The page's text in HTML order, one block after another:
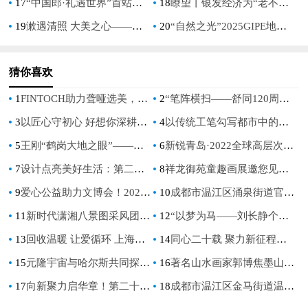
17“中国郎·礼遇世界”首站落幕 开启中国白酒国际化新征程 18瞭望丨银发经济为“老不出川”添新注脚
19漱遇清照 大美之心——朱曜奎艺术展在北京第15届宋庄文化艺术季开幕 20“自然之光”2025GIPE地理标志青少年儿童艺术双年展在京启动
猜你喜欢
1FINTOCH助力聋哑选美，改善困境共同努力 2“笔阵横扫——舒同120周年诞辰书法文献展”暨学术交流会在上海推出
3以匠心守初心 好想你深耕红枣全产业链，铸就河南荣誉 4以传统工笔勾写都市中的抒情，鲍莺展“花开有时”
5王刚“鹤岗大地之眼”——艺术家参与地球生态养护的创举 6新锐青岛·2022全球高层次人才创新创业大赛 总决赛圆满落幕
7设计点亮美好生活：第二十一届文博会中芬设计园分会场即将开幕 8祥龙御苑童趣画展邀您见证最美永安
9爱心公益助力文博会！2022琥珀精品鉴赏暨慈善拍卖会圆满结束 10成都市温江区涌泉街道官河社区全龄友好·多彩官河项目开展“唱响官河梦，舞出精彩人生”中老年歌舞会活动
11 新时代潇湘八景图采风团永州行 12“以梦为马——刘长静个人作品展”盛大开幕，艺术之梦绽放宋庄
13回收温暖 让爱循环 上海惠众绿色公益发展促进中心携手宋庆龄儿童阅读室启动2023年度公益计划 14同心二十载 聚力新征程丨国寿寿险启动上市二十周年纪念活动
15元隆宇宙与哈尔斯共同探索元宇宙IP新销售模式 16著名山水画家郭博焦墨山水展《墨韵玉华》首次在上海举行
17向新聚力启华章！第二十一届文博会中芬设计园分会场开幕 18成都市温江区金马街道温泉社区开展消防宣传演练活动